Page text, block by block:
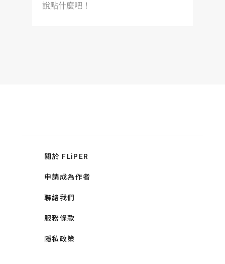
說點什麼吧！
關於 FLiPER
申請成為作者
聯絡我們
服務條款
隱私政策